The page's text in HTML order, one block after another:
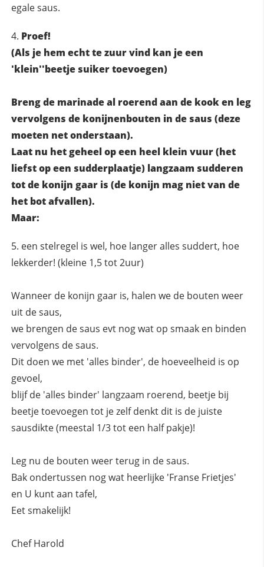
egale saus.
Proef!
(Als je hem echt te zuur vind kan je een
'klein''beetje suiker toevoegen)
Breng de marinade al roerend aan de kook en leg
vervolgens de konijnenbouten in de saus (deze
moeten net onderstaan).
Laat nu het geheel op een heel klein vuur (het
liefst op een sudderplaatje) langzaam sudderen
tot de konijn gaar is (de konijn mag niet van de
het bot afvallen).
Maar:
een stelregel is wel, hoe langer alles suddert, hoe
lekkerder! (kleine 1,5 tot 2uur)
Wanneer de konijn gaar is, halen we de bouten weer
uit de saus,
we brengen de saus evt nog wat op smaak en binden
vervolgens de saus.
Dit doen we met 'alles binder', de hoeveelheid is op
gevoel,
blijf de 'alles binder' langzaam roerend, beetje bij
beetje toevoegen tot je zelf denkt dit is de juiste
sausdikte (meestal 1/3 tot een half pakje)!
Leg nu de bouten weer terug in de saus.
Bak ondertussen nog wat heerlijke 'Franse Frietjes'
en U kunt aan tafel,
Eet smakelijk!
Chef Harold